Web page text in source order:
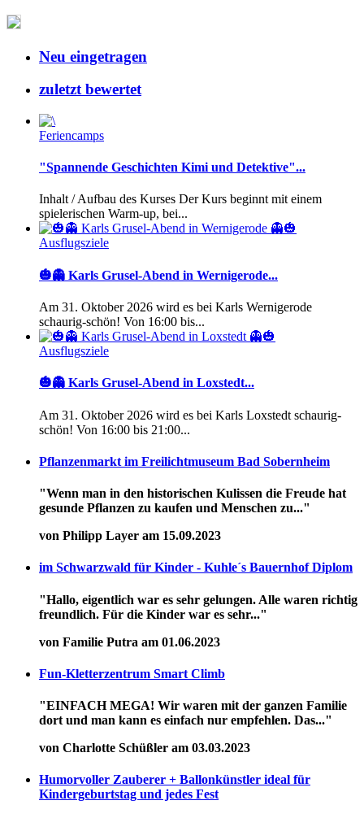
Neu eingetragen
zuletzt bewertet
Feriencamps
"Spannende Geschichten Kimi und Detektive"...
Inhalt / Aufbau des Kurses Der Kurs beginnt mit einem
spielerischen Warm-up, bei...
Ausflugsziele
🎃👻 Karls Grusel-Abend in Wernigerode...
Am 31. Oktober 2026 wird es bei Karls Wernigerode
schaurig-schön! Von 16:00 bis...
Ausflugsziele
🎃👻 Karls Grusel-Abend in Loxstedt...
Am 31. Oktober 2026 wird es bei Karls Loxstedt schaurig-
schön! Von 16:00 bis 21:00...
Pflanzenmarkt im Freilichtmuseum Bad Sobernheim
"Wenn man in den historischen Kulissen die Freude hat
gesunde Pflanzen zu kaufen und Menschen zu..."
von Philipp Layer am 15.09.2023
im Schwarzwald für Kinder - Kuhle´s Bauernhof Diplom
"Hallo, eigentlich war es sehr gelungen. Alle waren richtig
freundlich. Für die Kinder war es sehr..."
von Familie Putra am 01.06.2023
Fun-Kletterzentrum Smart Climb
"EINFACH MEGA! Wir waren mit der ganzen Familie
dort und man kann es einfach nur empfehlen. Das..."
von Charlotte Schüßler am 03.03.2023
Humorvoller Zauberer + Ballonkünstler ideal für
Kindergeburtstag und jedes Fest